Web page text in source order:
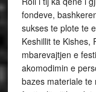
fondeve,
sukses te plote te
Keshillit te Kishes,
mbarevajtjen e
akomodimin e
bazes materiale te